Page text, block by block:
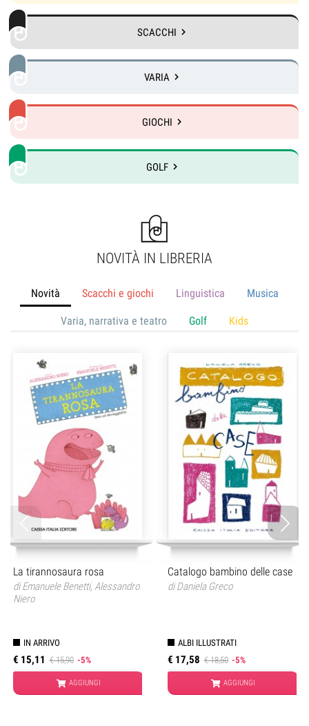
SCACCHI
VARIA
GIOCHI
GOLF
NOVITÀ IN LIBRERIA
Novità Scacchi e giochi Linguistica Musica
Varia, narrativa e teatro Golf Kids
La tirannosaura rosa
diEmanuele Benetti, Alessandro
Niero
IN ARRIVO
€ 15,11 € 15,90 -5%
AGGIUNGI
Catalogo bambino delle case
diDaniela Greco
ALBI ILLUSTRATI
€ 17,58 € 18,50 -5%
AGGIUNGI